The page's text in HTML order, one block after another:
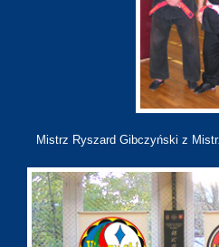
Mistrz Ryszard Gibczyński z